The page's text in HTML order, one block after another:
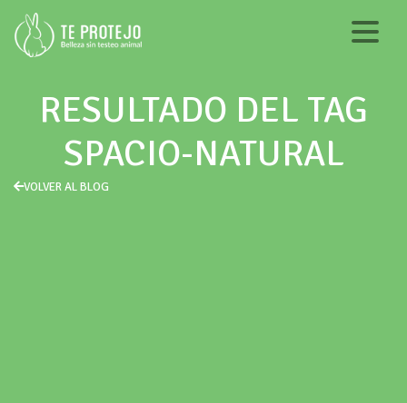
RESULTADO DEL TAG
SPACIO-NATURAL
VOLVER AL BLOG